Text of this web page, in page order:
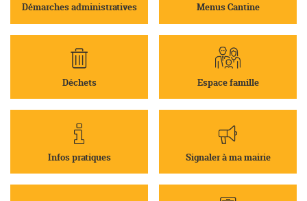
Démarches administratives Menus Cantine
Déchets Espace famille
Infos pratiques Signaler à ma mairie